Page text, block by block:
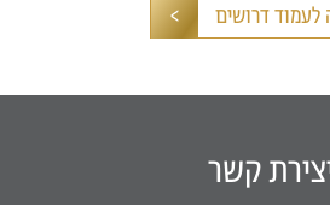
לעמוד דרושים
קשר